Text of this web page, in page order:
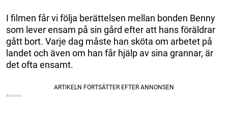
I filmen får vi följa berättelsen mellan bonden Benny
som lever ensam på sin gård efter att hans föräldrar
gått bort. Varje dag måste han sköta om arbetet på
landet och även om han får hjälp av sina grannar, är
det ofta ensamt.